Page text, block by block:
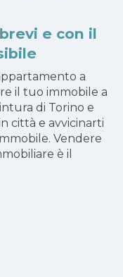
e con il
a
il tuo immobile a
di Torino e
città e avvicinarti
Vendere
è il